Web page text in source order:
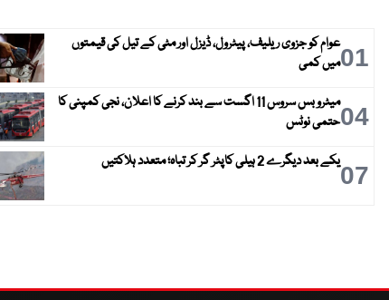
01عوام کو جزوی ریلیف، پیٹرول، ڈیزل اور مٹی کے تیل کی قیمتوں
میں کمی
04
میٹرو بس سروس 11 اگست سے بند کرنے کا اعلان، نجی کمپنی کا
حتمی نوٹس
07یکے بعد دیگرے 2 ہیلی کاپٹر گر کر تباہ؛ متعدد ہلاکتیں